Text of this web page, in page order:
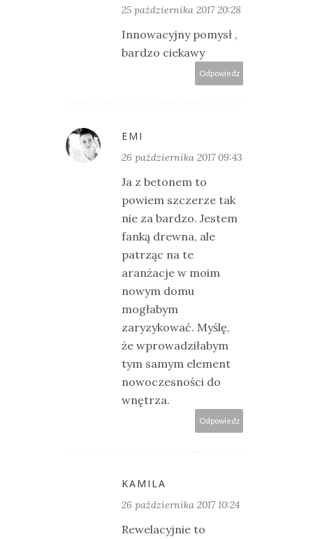
25 października 2017 20:28
Innowacyjny pomysł ,
bardzo ciekawy
Odpowiedz
EMI
26 października 2017 09:43
Ja z betonem to
powiem szczerze tak
nie za bardzo. Jestem
fanką drewna, ale
patrząc na te
aranżacje w moim
nowym domu
mogłabym
zaryzykować. Myślę,
że wprowadziłabym
tym samym element
nowoczesności do
wnętrza.
Odpowiedz
KAMILA
26 października 2017 10:24
Rewelacyjnie to